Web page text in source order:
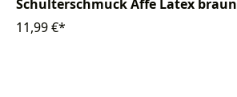
Schulterschmuck Affe Latex braun
11,99 €*